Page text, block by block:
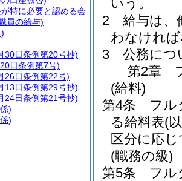
いう。
2
給与は、
わなけれ
3
公務につ
第2章
(給料)
第4条
フル
る給料表(
区分に応
(職務の級)
第5条
フル
特に必要と認める会
員の給与)
30日条例第20号抄)
日条例第7号)
26日条例第22号)
13日条例第29号抄)
24日条例第21号抄)
)
)